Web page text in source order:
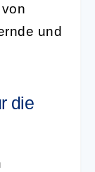
und
die